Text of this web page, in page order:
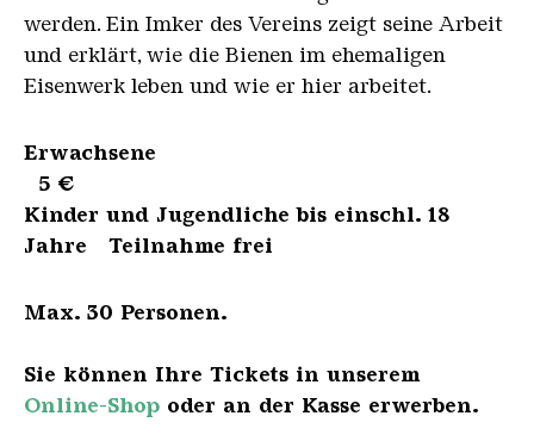
werden. Ein Imker des Vereins zeigt seine Arbeit
und erklärt, wie die Bienen im ehemaligen
Eisenwerk leben und wie er hier arbeitet.
Erwachsene
5 €
Kinder und Jugendliche bis einschl. 18
Jahre Teilnahme frei
Max. 30 Personen.
Sie können Ihre Tickets in unserem
Online-Shop oder an der Kasse erwerben.